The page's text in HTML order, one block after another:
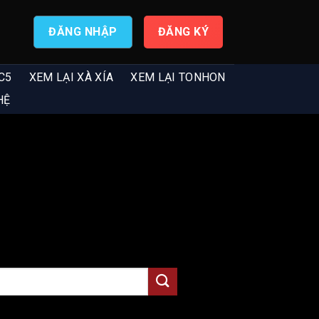
ĐĂNG NHẬP ĐĂNG KÝ
XEM LẠI XÀ XÍA
XEM LẠI TONHON